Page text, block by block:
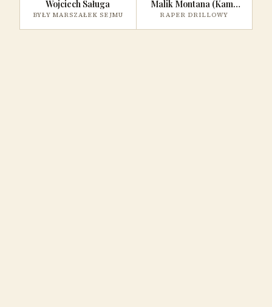
Wojciech Saługa
BYŁY MARSZAŁEK SEJMU
Malik Montana (Kamil
Budka)
RAPER DRILLOWY